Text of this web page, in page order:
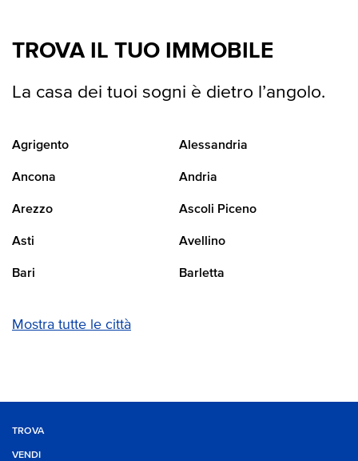
TROVA IL TUO IMMOBILE
La casa dei tuoi sogni è dietro l’angolo.
Agrigento Alessandria
Ancona Andria
Arezzo Ascoli Piceno
Asti Avellino
Bari Barletta
Mostra tutte le città
TROVA
VENDI